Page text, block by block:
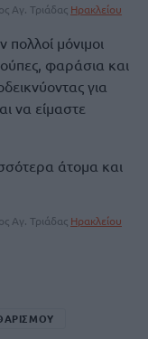
Αγ. Τριάδας Ηρακλείου
μόνιμοι
φαράσια και
για
να είμαστε
Αγ. Τριάδας Ηρακλείου